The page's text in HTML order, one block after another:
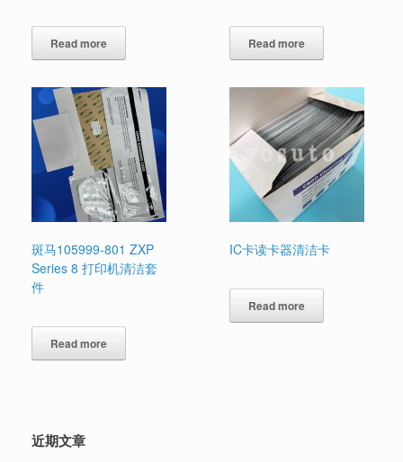
Read more Read more
斑马105999-801 ZXP
Series 8 打印机清洁套
件
Read more
IC卡读卡器清洁卡
Read more
近期文章